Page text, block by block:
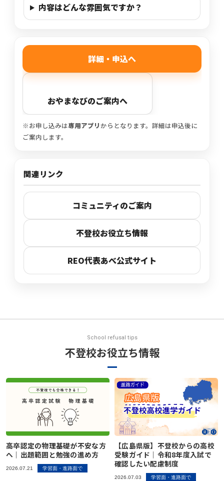
内容はどんな雰囲気ですか？
詳細・申込へ
おやまなびのご案内へ
※お申し込みは専用アプリからとなります。詳細は申込後に
ご案内します。
関連リンク
コミュニティのご案内
不登校お役立ち情報
REO代表あべ公式サイト
School refusal tips
不登校お役立ち情報
高卒認定の物理基礎が不安な方
へ｜出題範囲と勉強の進め方
2026.07.21 学習面・進路面で
【広島県版】不登校からの高校
受験ガイド｜令和8年度入試で
確認したい配慮制度
2026.07.03 学習面・進路面で